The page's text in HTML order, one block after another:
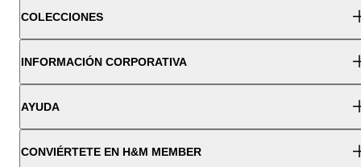
COLECCIONES
INFORMACIÓN CORPORATIVA
AYUDA
CONVIÉRTETE EN H&M MEMBER